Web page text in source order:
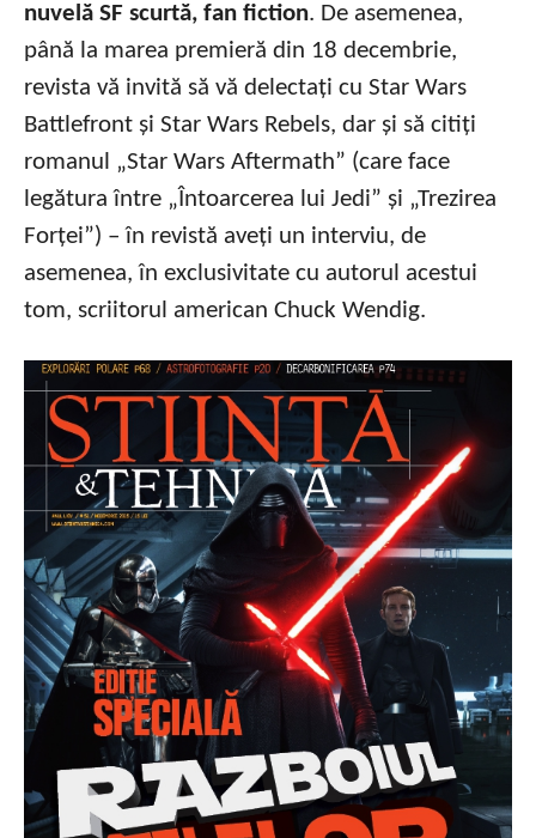
nuvelă SF scurtă, fan fiction. De asemenea,
până la marea premieră din 18 decembrie,
revista vă invită să vă delectați cu Star Wars
Battlefront și Star Wars Rebels, dar și să citiți
romanul „Star Wars Aftermath” (care face
legătura între „Întoarcerea lui Jedi” și „Trezirea
Forței”) – în revistă aveți un interviu, de
asemenea, în exclusivitate cu autorul acestui
tom, scriitorul american Chuck Wendig.